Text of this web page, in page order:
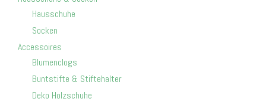
Hausschuhe
Socken
Accessoires
Blumenclogs
Buntstifte & Stiftehalter
Deko Holzschuhe